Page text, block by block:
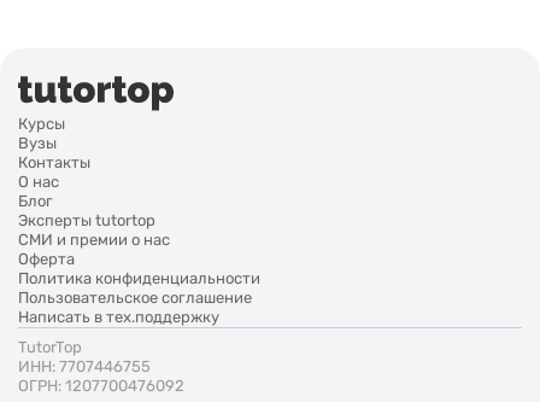
Курсы
Вузы
Контакты
О нас
Блог
Эксперты tutortop
СМИ и премии о нас
Оферта
Политика конфиденциальности
Пользовательское соглашение
Написать в тех.поддержку
TutorTop
ИНН: 7707446755
ОГРН: 1207700476092